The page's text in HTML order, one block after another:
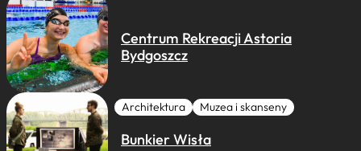
Centrum Rekreacji Astoria
Bydgoszcz
Architektura Muzea i skanseny
Bunkier Wisła